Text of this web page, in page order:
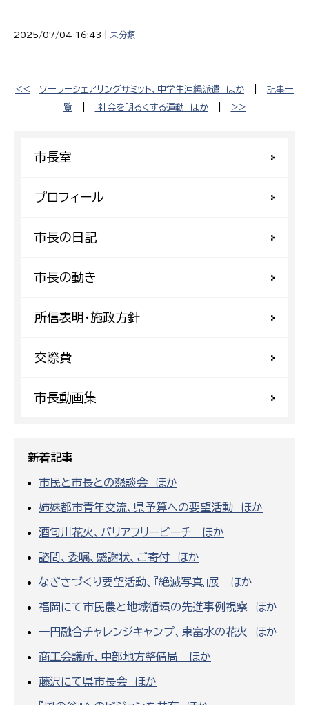
2025/07/04 16:43 | 未分類
<< ソーラーシェアリングサミット、中学生沖縄派遣 ほか
記事一
覧| 社会を明るくする運動 ほか| >>
市長室
プロフィール
市長の日記
市長の動き
所信表明・施政方針
交際費
市長動画集
新着記事
市民と市長との懇談会 ほか
姉妹都市青年交流、県予算への要望活動 ほか
酒匂川花火、バリアフリービーチ ほか
諮問、委嘱、感謝状、ご寄付 ほか
なぎさづくり要望活動、『絶滅写真』展 ほか
福岡にて市民農と地域循環の先進事例視察 ほか
一円融合チャレンジキャンプ、東富水の花火 ほか
商工会議所、中部地方整備局 ほか
藤沢にて県市長会 ほか